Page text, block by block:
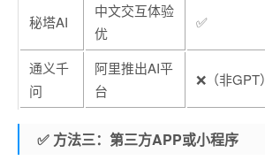
秘塔AI
中文交互体验
优
✅
通义千
问
阿里推出AI平
台
❌（非GPT）
✅ 方法三：第三方APP或小程序